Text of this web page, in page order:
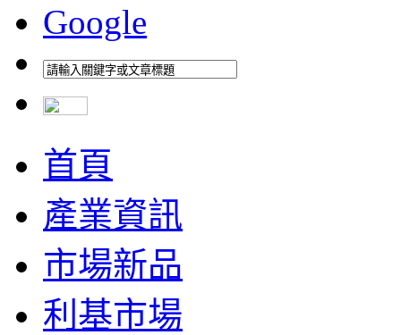
Google
首頁
產業資訊
市場新品
利基市場